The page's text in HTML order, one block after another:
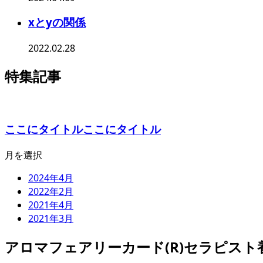
xとyの関係
2022.02.28
特集記事
ここにタイトルここにタイトル
月を選択
2024年4月
2022年2月
2021年4月
2021年3月
アロマフェアリーカード(R)セラピスト